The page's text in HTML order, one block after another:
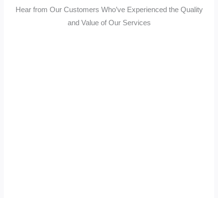
Hear from Our Customers Who’ve Experienced the Quality
and Value of Our Services